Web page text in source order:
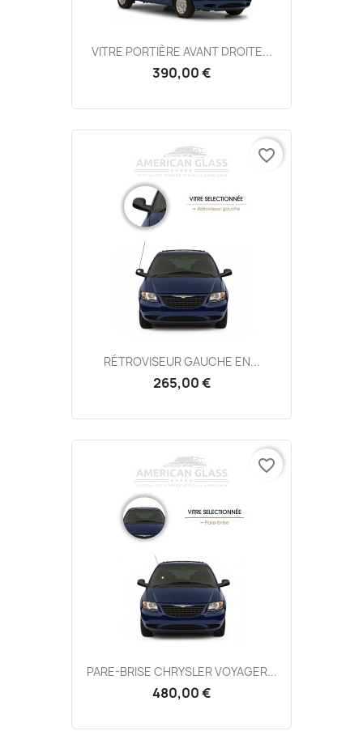
VITRE PORTIÈRE AVANT DROITE...
390,00 €
RÉTROVISEUR GAUCHE EN...
265,00 €
favorite_border
PARE-BRISE CHRYSLER VOYAGER...
480,00 €
favorite_border